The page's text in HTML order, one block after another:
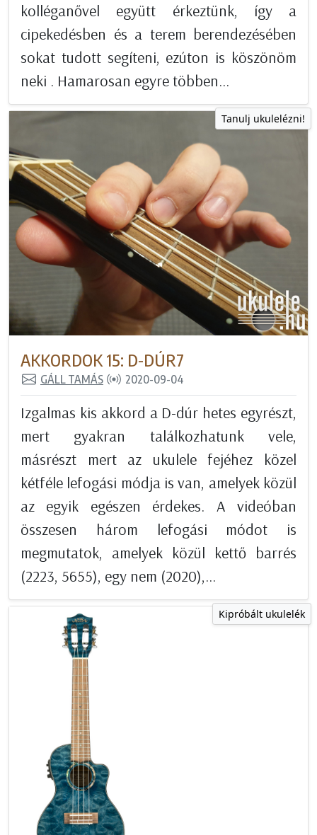
kolléganővel együtt érkeztünk, így a
cipekedésben és a terem berendezésében
sokat tudott segíteni, ezúton is köszönöm
neki . Hamarosan egyre többen...
Tanulj ukulelézni!
AKKORDOK 15: D-DÚR7
GÁLL TAMÁS 2020-09-04
Izgalmas kis akkord a D-dúr hetes egyrészt,
mert gyakran találkozhatunk vele,
másrészt mert az ukulele fejéhez közel
kétféle lefogási módja is van, amelyek közül
az egyik egészen érdekes. A videóban
összesen három lefogási módot is
megmutatok, amelyek közül kettő barrés
(2223, 5655), egy nem (2020),...
Kipróbált ukulelék